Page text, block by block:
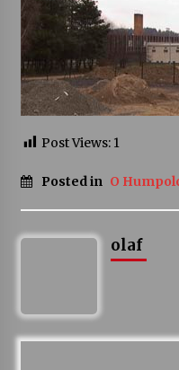
Za
odkaz
13. 7.
Post Views: 1
Posted in O
olaf